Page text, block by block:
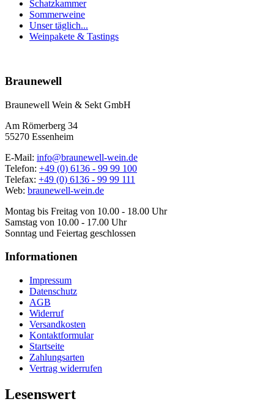
Schatzkammer
Sommerweine
Unser täglich...
Weinpakete & Tastings
oben
Braunewell
Braunewell Wein & Sekt GmbH
Am Römerberg 34
55270 Essenheim
E-Mail: info@braunewell-wein.de
Telefon: +49 (0) 6136 - 99 99 100
Telefax: +49 (0) 6136 - 99 99 111
Web: braunewell-wein.de
Montag bis Freitag von 10.00 - 18.00 Uhr
Samstag von 10.00 - 17.00 Uhr
Sonntag und Feiertag geschlossen
Informationen
Impressum
Datenschutz
AGB
Widerruf
Versandkosten
Kontaktformular
Startseite
Zahlungsarten
Vertrag widerrufen
Lesenswert